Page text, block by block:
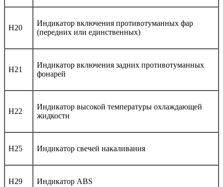
H20
Индикатор включения противотуманных фар
(передних или единственных)
H21
Индикатор включения задних противотуманных
фонарей
H22
Индикатор высокой температуры охлаждающей
жидкости
H25 Индикатор свечей накаливания
H29 Индикатор ABS